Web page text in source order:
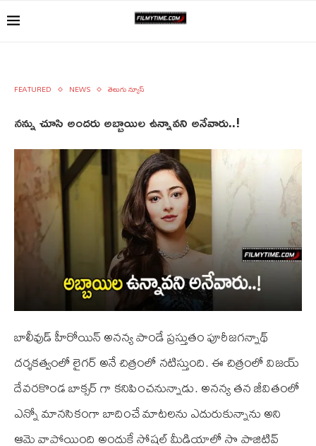
FEATURED NEWS తెలుగు న్యూస్
నన్ను చూసి అందరు అబ్బాయిల ఉన్నావని అనేవారు..!
బాలీవుడ్ హీరోయిన్ అనన్య పాండే ప్రస్తుతం పూరీజగన్నాథ్
దర్శకత్వంలో లైగర్ అనే చిత్రంలో నటిస్తుంది. ఈ చిత్రంలో విజయ్
దేవరకొండ బాక్సర్ గా కనిపించనున్నాడు. అనన్య తన జీవితంలో
ఎన్నో మానసికంగా బాదించే మాటలను ఎదురుకున్నాను అని
ఆమె వాపోయింది అందుకే సోషల్ మీడియాలో సొ పాజిటివ్